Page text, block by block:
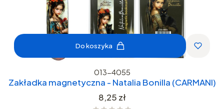
Do koszyka
013-4055
Zakładka magnetyczna - Natalia Bonilla (CARMANI)
Cena
8,25 zł